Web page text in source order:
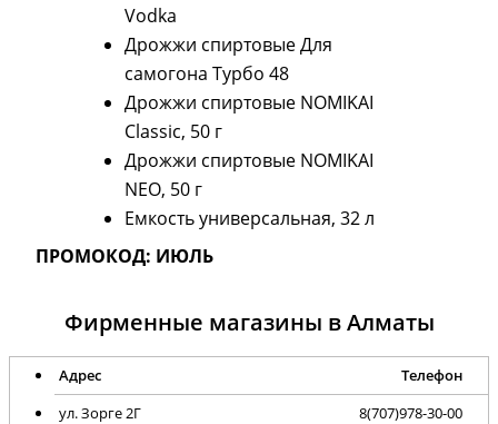
Vodka
Дрожжи спиртовые Для
самогона Турбо 48
Дрожжи спиртовые NOMIKAI
Classic, 50 г
Дрожжи спиртовые NOMIKAI
NEO, 50 г
Емкость универсальная, 32 л
ПРОМОКОД: ИЮЛЬ
Фирменные магазины в Алматы
Адрес
Телефон
ул. Зорге 2Г
8(707)978-30-00